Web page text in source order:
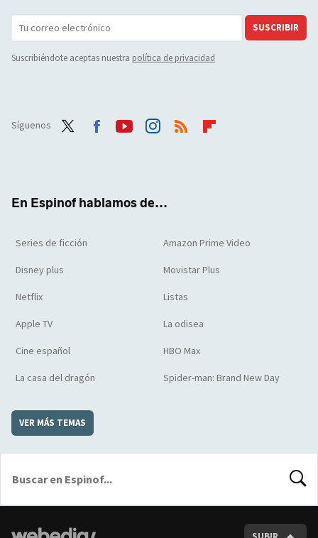
SUSCRIBIR
Suscribiéndote aceptas nuestra política de privacidad
Síguenos
En Espinof hablamos de...
Series de ficción Amazon Prime Video
Disney plus Movistar Plus
Netflix Listas
Apple TV La odisea
Cine español HBO Max
La casa del dragón Spider-man: Brand New Day
VER MÁS TEMAS